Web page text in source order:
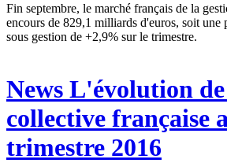
Fin septembre, le marché français de la
encours de 829,1 milliards d'euros, soit une
sous gestion de +2,9% sur le trimestre.
News L'évolution
collective française
trimestre 2016